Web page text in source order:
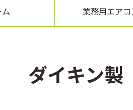
業務用エアコ
ダイキン